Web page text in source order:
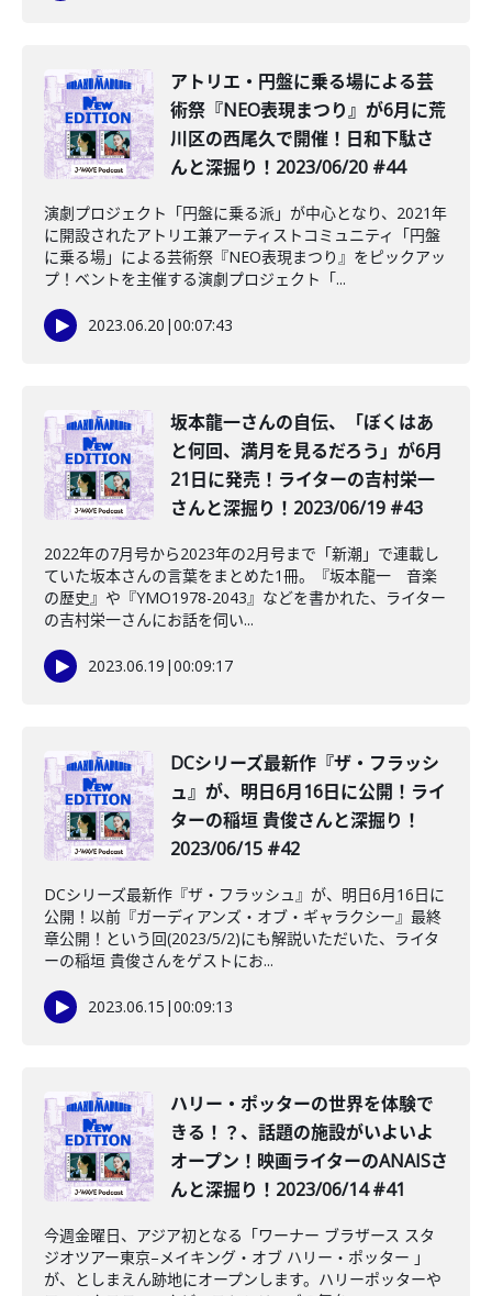
アトリエ・円盤に乗る場による芸
術祭『NEO表現まつり』が6月に荒
川区の西尾久で開催！日和下駄さ
んと深掘り！2023/06/20 #44
演劇プロジェクト「円盤に乗る派」が中心となり、2021年
に開設されたアトリエ兼アーティストコミュニティ「円盤
に乗る場」による芸術祭『NEO表現まつり』をピックアッ
プ！ベントを主催する演劇プロジェクト「...
2023.06.20 |00:07:43
坂本龍一さんの自伝、「ぼくはあ
と何回、満月を見るだろう」が6月
21日に発売！ライターの吉村栄一
さんと深掘り！2023/06/19 #43
2022年の7月号から2023年の2月号まで「新潮」で連載し
ていた坂本さんの言葉をまとめた1冊。『坂本龍一 音楽
の歴史』や『YMO1978-2043』などを書かれた、ライター
の吉村栄一さんにお話を伺い...
2023.06.19 |00:09:17
DCシリーズ最新作『ザ・フラッシ
ュ』が、明日6月16日に公開！ライ
ターの稲垣 貴俊さんと深掘り！
2023/06/15 #42
DCシリーズ最新作『ザ・フラッシュ』が、明日6月16日に
公開！以前『ガーディアンズ・オブ・ギャラクシー』最終
章公開！という回(2023/5/2)にも解説いただいた、ライタ
ーの稲垣 貴俊さんをゲストにお...
2023.06.15 |00:09:13
ハリー・ポッターの世界を体験で
きる！？、話題の施設がいよいよ
オープン！映画ライターのANAISさ
んと深掘り！2023/06/14 #41
今週金曜日、アジア初となる「ワーナー ブラザース スタ
ジオツアー東京–メイキング・オブ ハリー・ポッター 」
が、としまえん跡地にオープンします。ハリーポッターや